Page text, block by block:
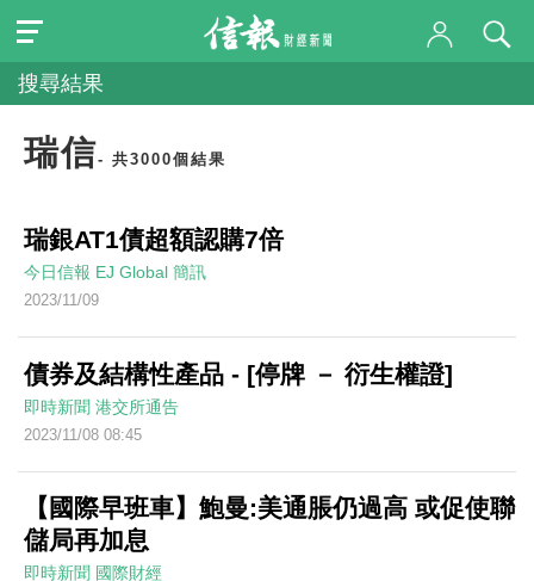
搜尋結果
瑞信- 共3000個結果
瑞銀AT1債超額認購7倍
今日信報 EJ Global 簡訊
2023/11/09
債券及結構性產品 - [停牌 － 衍生權證]
即時新聞 港交所通告
2023/11/08 08:45
【國際早班車】鮑曼:美通脹仍過高 或促使聯
儲局再加息
即時新聞 國際財經